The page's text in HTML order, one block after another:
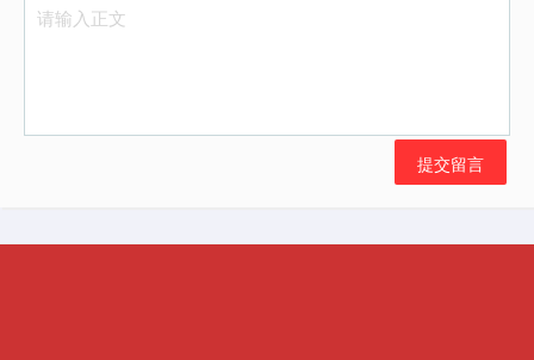
请输入正文
提交留言